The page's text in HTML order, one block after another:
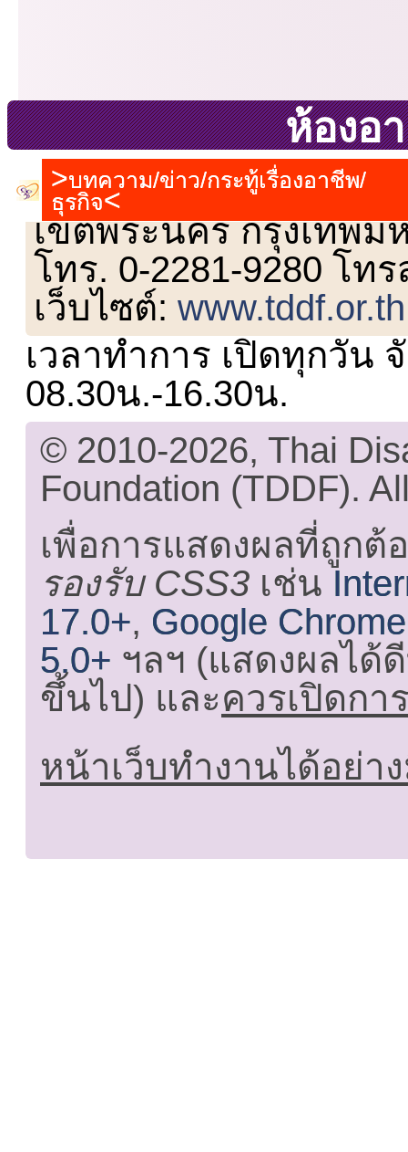
ห้องอ
บทความ/ข่าว/กระทู้เรื่องอาชีพ/
ธุรกิจ
เลขที่ 23 ชั้น 2 ถนนวิ
เขตพระนคร กรุงเทพม
โทร. 0-2281-9280 โท
เว็บไซต์:www.tddf.or.th
เวลาทำการ เปิดทุกวัน
08.30น.-16.30น.
© 2010-2026, Thai
Foundation (TDDF).
เพื่อการแสดงผลที่ถูกต้
รองรับ CSS3 เช่น
17.0+, Google
5.0+ ฯลฯ (แสดงผลได้
ขึ้นไป) และควรเปิดกา
หน้าเว็บทำงานได้อย่า